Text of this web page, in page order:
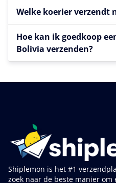
Welke koerier verzendt
Hoe kan ik goedkoop
Bolivia verzenden?
Shiplemon is het #1
zoek naar de beste manier om